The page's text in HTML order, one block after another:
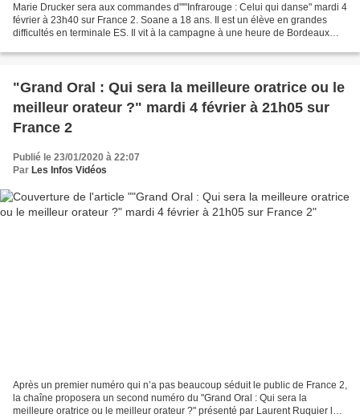
Marie Drucker sera aux commandes d"'"Infrarouge : Celui qui danse" mardi 4
février à 23h40 sur France 2. Soane a 18 ans. Il est un élève en grandes
difficultés en terminale ES. Il vit à la campagne à une heure de Bordeaux
"Grand Oral : Qui sera la meilleure oratrice ou le
meilleur orateur ?" mardi 4 février à 21h05 sur
France 2
Publié le 23/01/2020 à 22:07
Par Les Infos Vidéos
Après un premier numéro qui n’a pas beaucoup séduit le public de France 2,
la chaîne proposera un second numéro du "Grand Oral : Qui sera la
meilleure oratrice ou le meilleur orateur ?" présenté par Laurent Ruquier le